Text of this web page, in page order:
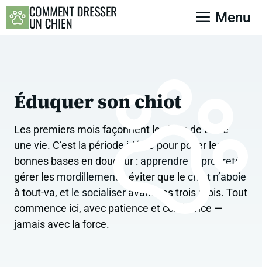
Aller
Menu
Éduquer son chiot
Les premiers mois façonnent le chien de toute
une vie. C’est la période idéale pour poser les
bonnes bases en douceur : apprendre la propreté
gérer les mordillements , éviter que le chiot n’aboie
à tout-va, et le socialiser avant ses trois mois. Tout
commence ici, avec patience et cohérence —
jamais avec la force.